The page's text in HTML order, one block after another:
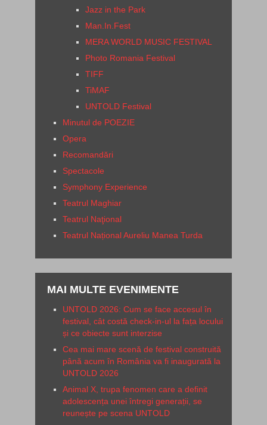
Jazz in the Park
Man.In.Fest
MERA WORLD MUSIC FESTIVAL
Photo Romania Festival
TIFF
TiMAF
UNTOLD Festival
Minutul de POEZIE
Opera
Recomandări
Spectacole
Symphony Experience
Teatrul Maghiar
Teatrul Naţional
Teatrul Național Aureliu Manea Turda
MAI MULTE EVENIMENTE
UNTOLD 2026: Cum se face accesul în
festival, cât costă check-in-ul la fața locului
și ce obiecte sunt interzise
Cea mai mare scenă de festival construită
până acum în România va fi inaugurată la
UNTOLD 2026
Animal X, trupa fenomen care a definit
adolescența unei întregi generații, se
reunește pe scena UNTOLD